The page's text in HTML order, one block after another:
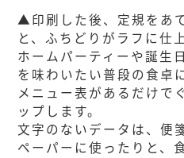
▲印刷した後、定規をあ
と、ふちどりがラフに仕
ホームパーティーや誕生
を味わいたい普段の食卓
メニュー表があるだけで
ップします。
文字のないデータは、便
ペーパーに使ったりと、